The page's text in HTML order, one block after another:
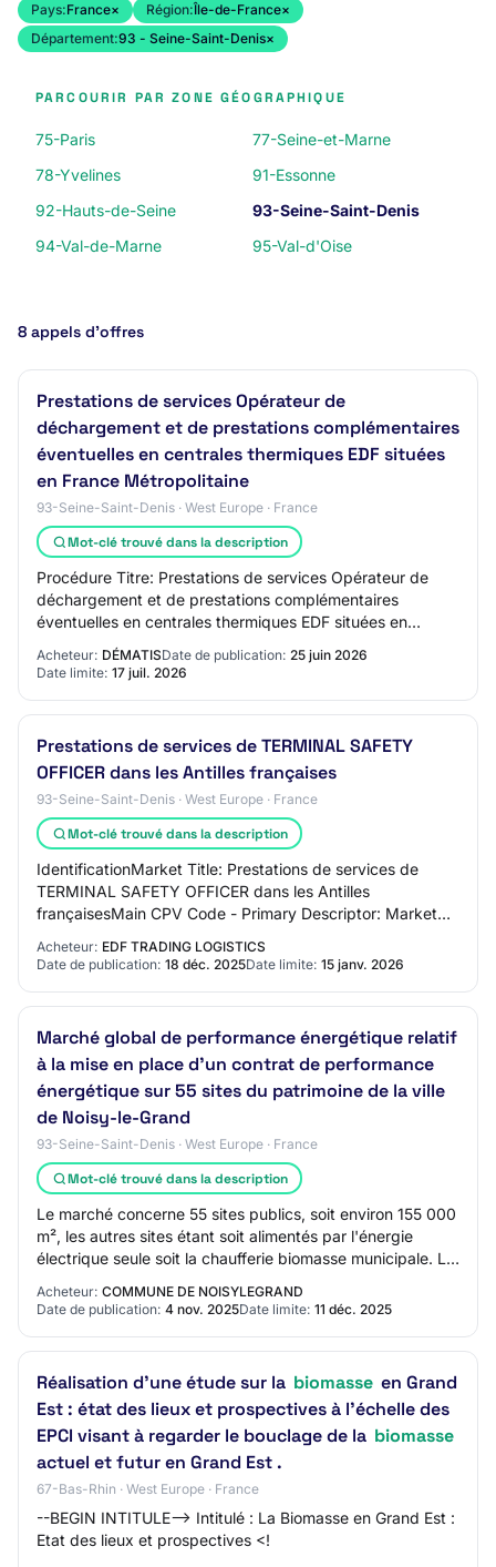
Pays:France× Région:Île-de-France×
Département:93 - Seine-Saint-Denis×
PARCOURIR PAR ZONE GÉOGRAPHIQUE
75-Paris
77-Seine-et-Marne
78-Yvelines
91-Essonne
92-Hauts-de-Seine
93-Seine-Saint-Denis
94-Val-de-Marne
95-Val-d'Oise
8 appels d’offres
Prestations de services Opérateur de
déchargement et de prestations complémentaires
éventuelles en centrales thermiques EDF situées
en France Métropolitaine
93-Seine-Saint-Denis · West Europe · France
Mot-clé trouvé dans la description
Procédure Titre: Prestations de services Opérateur de
déchargement et de prestations complémentaires
éventuelles en centrales thermiques EDF situées en
France Métropolitaine Description: Dans le cadr…
Acheteur: DÉMATISDate de publication: 25 juin 2026
Date limite: 17 juil. 2026
Prestations de services de TERMINAL SAFETY
OFFICER dans les Antilles françaises
93-Seine-Saint-Denis · West Europe · France
Mot-clé trouvé dans la description
IdentificationMarket Title: Prestations de services de
TERMINAL SAFETY OFFICER dans les Antilles
françaisesMain CPV Code - Primary Descriptor: Market
Acheteur: EDF TRADING LOGISTICS
Date de publication: 18 déc. 2025Date limite: 15 janv. 2026
Marché global de performance énergétique relatif
à la mise en place d'un contrat de performance
énergétique sur 55 sites du patrimoine de la ville
de Noisy-le-Grand
93-Seine-Saint-Denis · West Europe · France
Mot-clé trouvé dans la description
Le marché concerne 55 sites publics, soit environ 155 000
m², les autres sites étant soit alimentés par l'énergie
électrique seule soit la chaufferie biomasse municipale. Le
Acheteur: COMMUNE DE NOISYLEGRAND
Date de publication: 4 nov. 2025Date limite: 11 déc. 2025
Réalisation d’une étude sur la biomasse en Grand
Est : état des lieux et prospectives à l'échelle des
EPCI visant à regarder le bouclage de la biomasse
actuel et futur en Grand Est .
67-Bas-Rhin · West Europe · France
--BEGIN INTITULE--> Intitulé : La Biomasse en Grand Est :
Etat des lieux et prospectives <!